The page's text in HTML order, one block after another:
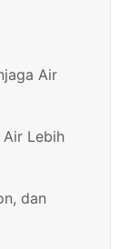
Air
Lebih
dan